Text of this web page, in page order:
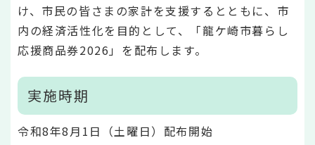
け、市民の皆さまの家計を支援するとともに、市
内の経済活性化を目的として、「龍ケ崎市暮らし
応援商品券2026」を配布します。
実施時期
令和8年8月1日（土曜日）配布開始